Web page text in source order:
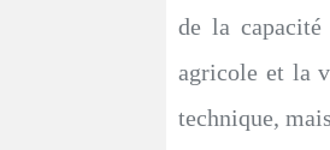
de la
agricole et la
technique,